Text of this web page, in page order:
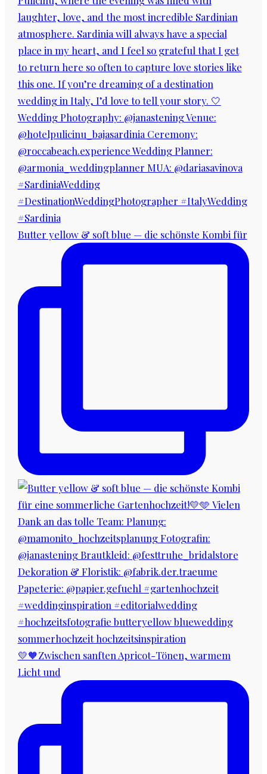
Butter yellow & soft blue — die schönste Kombi für
💛🧡Zwischen sanften Apricot-Tönen, warmem
Licht und